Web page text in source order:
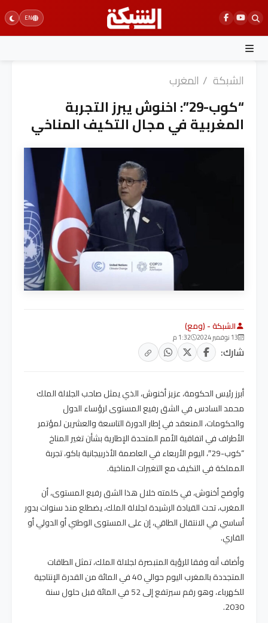
Skip
to
content
EN
الشبكة / المغرب
“كوب-29”: اخنوش يبرز التجربة
المغربية في مجال التكيف المناخي
الشبكة - (ومع)
13 نوفمبر 2024 1:32 م
شارك:
أبرز رئيس الحكومة، عزيز أخنوش، الذي يمثل صاحب الجلالة الملك
محمد السادس في الشق رفيع المستوى لرؤساء الدول
والحكومات، المنعقد في إطار الدورة التاسعة والعشرين لمؤتمر
الأطراف في اتفاقية الأمم المتحدة الإطارية بشأن تغير المناخ
“كوب-29″، اليوم الأربعاء في العاصمة الأذربيجانية باكو، تجربة
المملكة في التكيف مع التغيرات المناخية.
وأوضح أخنوش، في كلمته خلال هذا الشق رفيع المستوى، أن
المغرب، تحت القيادة الرشيدة لجلالة الملك، يضطلع منذ سنوات بدور
أساسي في الانتقال الطاقي، إن على المستوى الوطني أو الدولي أو
القاري.
وأضاف أنه وفقا للرؤية المتبصرة لجلالة الملك، تمثل الطاقات
المتجددة بالمغرب اليوم حوالي 40 في المائة من القدرة الإنتاجية
للكهرباء، وهو رقم سيرتفع إلى 52 في المائة قبل حلول سنة
2030.